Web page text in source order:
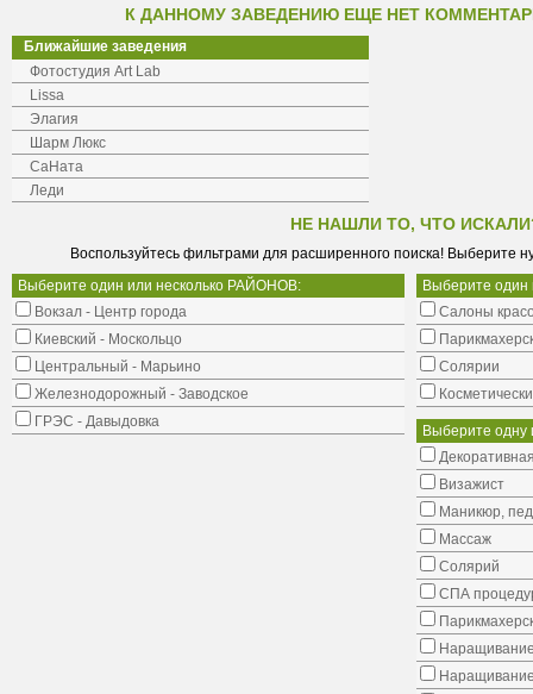
К ДАННОМУ ЗАВЕДЕНИЮ ЕЩЕ НЕТ
Ближайшие заведения
Фотостудия Art Lab
Lissa
Элагия
Шарм Люкс
СаНата
Леди
НЕ НАШЛИ ТО, ЧТО
Воспользуйтесь фильтрами для расширенного поиска! Выберите
Выберите один или несколько РАЙОНОВ:
Вокзал - Центр города
Киевский - Москольцо
Центральный - Марьино
Железнодорожный - Заводское
ГРЭС - Давыдовка
Выберите
Салоны
Солярии
Выберите одну
Визажист
Маникюр,
Массаж
Солярий
СПА